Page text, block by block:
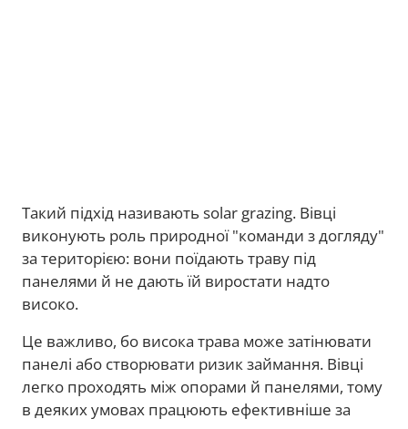
Такий підхід називають solar grazing. Вівці
виконують роль природної "команди з догляду"
за територією: вони поїдають траву під
панелями й не дають їй виростати надто
високо.
Це важливо, бо висока трава може затінювати
панелі або створювати ризик займання. Вівці
легко проходять між опорами й панелями, тому
в деяких умовах працюють ефективніше за